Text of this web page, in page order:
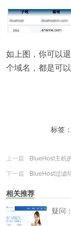
如上图，你可以
个域名，都是可以
标签：
上一篇
BlueHost主机
下一篇
BlueHost过滤
相关推荐
疑问